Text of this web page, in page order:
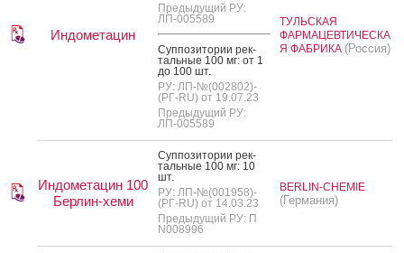
Индометацин
Предыдущий РУ:
ЛП-005589
Суп­по­зито­рии рек­
таль­ные 100 мг: от 1
до 100 шт.
РУ: ЛП-№(002802)-
(РГ-RU) от 19.07.23
Предыдущий РУ:
ЛП-005589
ТУЛЬСКАЯ
ФАРМАЦЕВТИЧЕСКА
Я ФАБРИКА (Россия)
Индометацин 100
Берлин-хеми
Суп­по­зито­рии рек­
таль­ные 100 мг: 10
шт.
РУ: ЛП-№(001958)-
(РГ-RU) от 14.03.23
Предыдущий РУ: П
N008996
BERLIN-CHEMIE
(Германия)